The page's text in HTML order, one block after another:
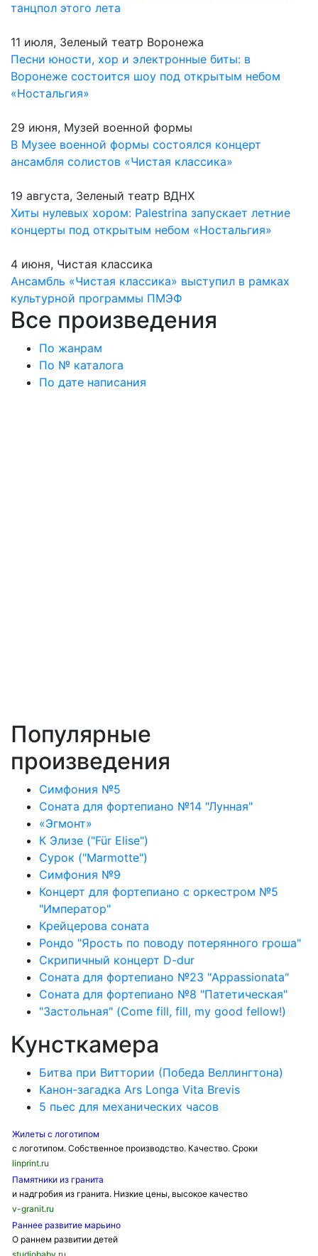
танцпол этого лета
11 июля, Зеленый театр Воронежа
Песни юности, хор и электронные биты: в
Воронеже состоится шоу под открытым небом
«Ностальгия»
29 июня, Музей военной формы
В Музее военной формы состоялся концерт
ансамбля солистов «Чистая классика»
19 августа, Зеленый театр ВДНХ
Хиты нулевых хором: Palestrina запускает летние
концерты под открытым небом «Ностальгия»
4 июня, Чистая классика
Ансамбль «Чистая классика» выступил в рамках
культурной программы ПМЭФ
Все произведения
По жанрам
По № каталога
По дате написания
Популярные
произведения
Симфония №5
Соната для фортепиано №14 "Лунная"
«Эгмонт»
К Элизе ("Für Elise")
Сурок ("Marmotte")
Симфония №9
Концерт для фортепиано с оркестром №5
"Император"
Крейцерова соната
Рондо "Ярость по поводу потерянного гроша"
Скрипичный концерт D-dur
Соната для фортепиано №23 "Appassionata"
Соната для фортепиано №8 "Патетическая"
"Застольная" (Come fill, fill, my good fellow!)
Кунсткамера
Битва при Виттории (Победа Веллингтона)
Канон-загадка Ars Longa Vita Brevis
5 пьес для механических часов
Жилеты с логотипом
с логотипом. Собственное производство. Качество. Сроки
linprint.ru
Памятники из гранита
и надгробия из гранита. Низкие цены, высокое качество
v-granit.ru
Раннее развитие марьино
О раннем развитии детей